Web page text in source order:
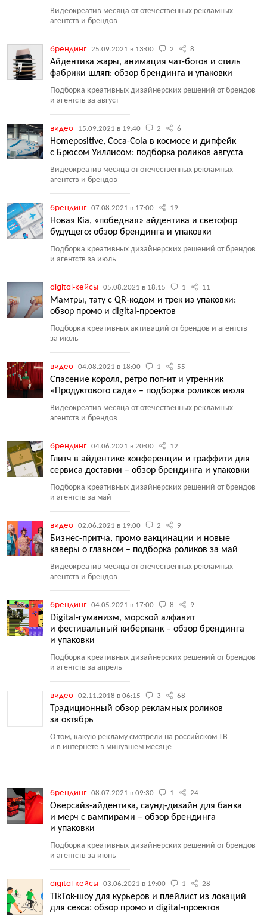
Видеокреатив месяца от отечественных рекламных
агентств и брендов
брендинг 25.09.2021 в 13:00 2 8
Айдентика жары, анимация чат-ботов и стиль
фабрики шляп: обзор брендинга и упаковки
Подборка креативных дизайнерских решений от брендов
и агентств за август
видео 15.09.2021 в 19:40 2 6
Homepositive, Coca-Cola в космосе и дипфейк
с Брюсом Уиллисом: подборка роликов августа
Видеокреатив месяца от отечественных рекламных
агентств и брендов
брендинг 07.08.2021 в 17:00 19
Новая Kia, «победная» айдентика и светофор
будущего: обзор брендинга и упаковки
Подборка креативных дизайнерских решений от брендов
и агентств за июль
digital-кейсы 05.08.2021 в 18:15 1 11
Мамтры, тату с QR-кодом и трек из упаковки:
обзор промо и digital-проектов
Подборка креативных активаций от брендов и агентств
за июль
видео 04.08.2021 в 18:00 1 55
Спасение короля, ретро поп-ит и утренник
«Продуктового сада» – подборка роликов июля
Видеокреатив месяца от отечественных рекламных
агентств и брендов
брендинг 04.06.2021 в 20:00 12
Глитч в айдентике конференции и граффити для
сервиса доставки – обзор брендинга и упаковки
Подборка креативных дизайнерских решений от брендов
и агентств за май
видео 02.06.2021 в 19:00 2 9
Бизнес-притча, промо вакцинации и новые
каверы о главном – подборка роликов за май
Видеокреатив месяца от отечественных рекламных
агентств и брендов
брендинг 04.05.2021 в 17:00 8 9
Digital-гуманизм, морской алфавит
и фестивальный киберпанк – обзор брендинга
и упаковки
Подборка креативных дизайнерских решений от брендов
и агентств за апрель
видео 02.11.2018 в 06:15 3 68
Традиционный обзор рекламных роликов
за октябрь
О том, какую рекламу смотрели на российском ТВ
и в интернете в минувшем месяце
брендинг 08.07.2021 в 09:30 1 24
Оверсайз-айдентика, саунд-дизайн для банка
и мерч с вампирами – обзор брендинга
и упаковки
Подборка креативных дизайнерских решений от брендов
и агентств за июнь
digital-кейсы 03.06.2021 в 19:00 1 28
TikTok-шоу для курьеров и плейлист из локаций
для секса: обзор промо и digital-проектов